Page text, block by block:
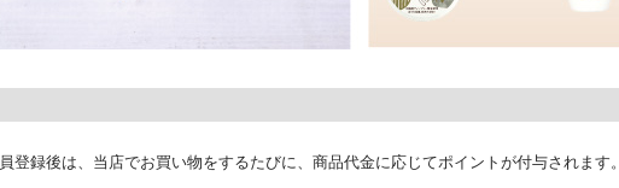
録後は、当店でお買い物をするたびに、商品代金に応じてポイントが付与されます。